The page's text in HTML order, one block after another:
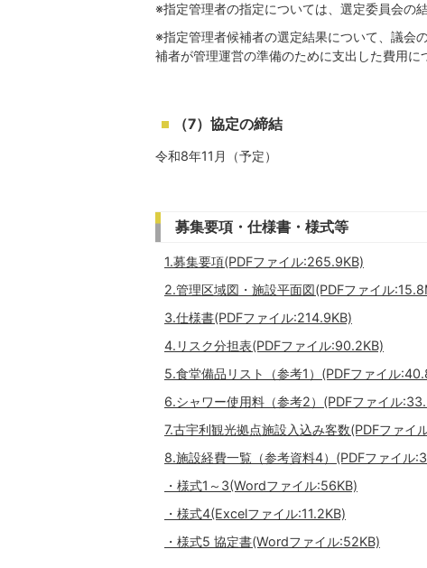
※指定管理者の指定については、選定委員会の
※指定管理者候補者の選定結果について、議会
補者が管理運営の準備のために支出した費用に
（7）協定の締結
令和8年11月（予定）
募集要項・仕様書・様式等
1.募集要項(PDFファイル:265.9KB)
2.管理区域図・施設平面図(PDFファイル
3.仕様書(PDFファイル:214.9KB)
4.リスク分担表(PDFファイル:90.2KB)
5.食堂備品リスト（参考1）(PDFファイル
6.シャワー使用料（参考2）(PDFファイル
7.古宇利観光拠点施設入込み客数(PDFファイ
8.施設経費一覧（参考資料4）(PDFファイル
・様式1～3(Wordファイル:56KB)
・様式4(Excelファイル:11.2KB)
・様式5 協定書(Wordファイル:52KB)